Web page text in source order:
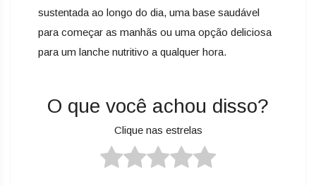
sustentada ao longo do dia, uma base saudável
para começar as manhãs ou uma opção deliciosa
para um lanche nutritivo a qualquer hora.
O que você achou disso?
Clique nas estrelas